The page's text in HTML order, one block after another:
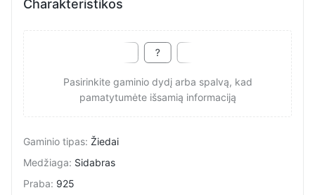
Charakteristikos
Pasirinkite gaminio dydį arba spalvą, kad
pamatytumėte išsamią informaciją
Gaminio tipas: Žiedai
Medžiaga: Sidabras
Praba: 925